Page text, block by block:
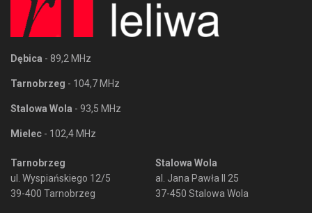
Dębica - 89,2 MHz
Tarnobrzeg - 104,7 MHz
Stalowa Wola - 93,5 MHz
Mielec - 102,4 MHz
Tarnobrzeg
ul. Wyspiańskiego 12/5
39-400 Tarnobrzeg
Stalowa Wola
al. Jana Pawła II 25
37-450 Stalowa Wola